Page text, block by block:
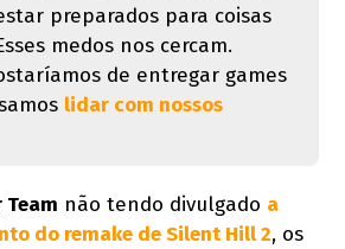
preparados para coisas
medos nos cercam.
de entregar games
lidar com nossos
Team não tendo divulgado a
do remake de Silent Hill 2, os